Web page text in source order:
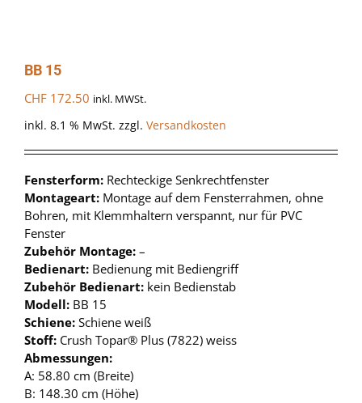
BB 15
CHF 172.50 inkl. MWSt.
inkl. 8.1 % MwSt. zzgl. Versandkosten
Fensterform: Rechteckige Senkrechtfenster
Montageart: Montage auf dem Fensterrahmen, ohne
Bohren, mit Klemmhaltern verspannt, nur für PVC
Fenster
Zubehör Montage: –
Bedienart: Bedienung mit Bediengriff
Zubehör Bedienart: kein Bedienstab
Modell: BB 15
Schiene: Schiene weiß
Stoff: Crush Topar® Plus (7822) weiss
Abmessungen:
A: 58.80 cm (Breite)
B: 148.30 cm (Höhe)